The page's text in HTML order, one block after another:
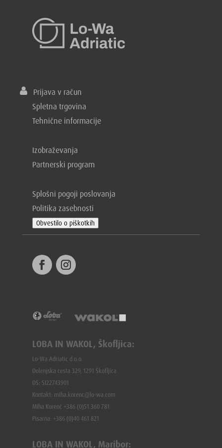
Prijava v račun
Spletna trgovina
Tehnične informacije
Izobraževanja
Partnerski program
Splošni pogoji poslovanja
Politika zasebnosti
Obvestilo o piškotkih
LOBA IN WAKOL, Škofljica:
Lo-Wa Adriatic d.o.o.
Dolenjska cesta 329, 1291 Škofljica
DŠ: SI22743901
Kontakt: miha.korenc@lo-wa.com
Miha Korenč +386 (0)51 360 781
Pisarna: +386 (0)40 461 821
LOBA IN WAKOL, Maribor: